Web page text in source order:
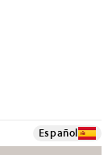
Español